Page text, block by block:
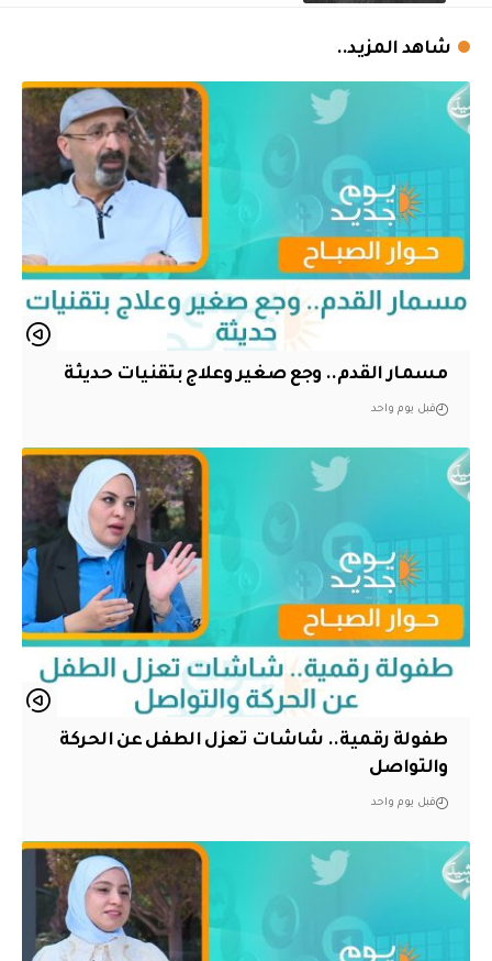
شاهد المزيد..
مسمار القدم.. وجع صغير وعلاج بتقنيات حديثة
قبل يوم واحد
طفولة رقمية.. شاشات تعزل الطفل عن الحركة
والتواصل
قبل يوم واحد